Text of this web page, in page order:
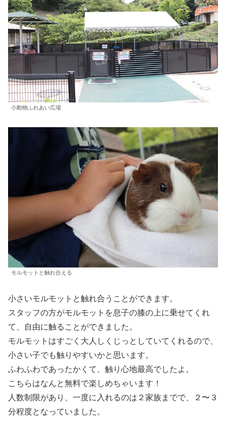
小動物ふれあい広場
モルモットと触れ合える
小さいモルモットと触れ合うことができます。
スタッフの方がモルモットを息子の膝の上に乗せてくれ
て、自由に触ることができました。
モルモットはすごく大人しくじっとしていてくれるので、
小さい子でも触りやすいかと思います。
ふわふわであったかくて、触り心地最高でしたよ。
こちらはなんと無料で楽しめちゃいます！
人数制限があり、一度に入れるのは２家族までで、２〜３
分程度となっていました。